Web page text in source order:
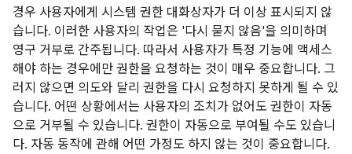
경우 사용자에게 시스템 권한 대화상자가 더 이상 표시되지 않
습니다. 이러한 사용자의 작업은 '다시 묻지 않음'을 의미하며
영구 거부로 간주됩니다. 따라서 사용자가 특정 기능에 액세스
해야 하는 경우에만 권한을 요청하는 것이 매우 중요합니다. 그
러지 않으면 의도와 달리 권한을 다시 요청하지 못하게 될 수 있
습니다. 어떤 상황에서는 사용자의 조치가 없어도 권한이 자동
으로 거부될 수 있습니다. 권한이 자동으로 부여될 수도 있습니
다. 자동 동작에 관해 어떤 가정도 하지 않는 것이 중요합니다.